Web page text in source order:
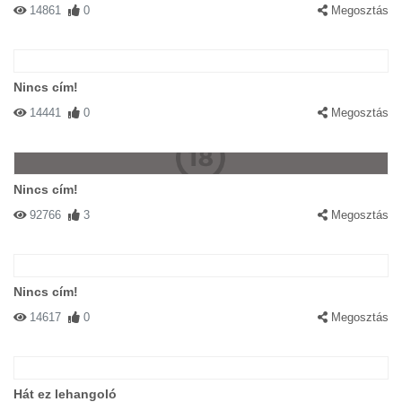
14861 0 Megosztás
Nincs cím!
14441 0 Megosztás
Nincs cím!
92766 3 Megosztás
Nincs cím!
14617 0 Megosztás
Hát ez lehangoló